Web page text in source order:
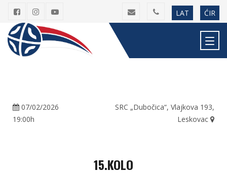
LAT ĆIR
07/02/2026
19:00h
SRC „Dubočica“, Vlajkova 193,
Leskovac
15.KOLO